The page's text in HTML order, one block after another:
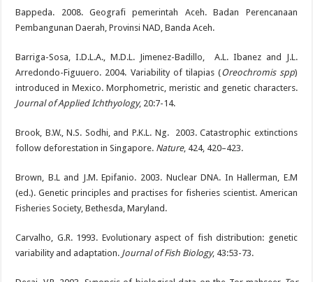
Bappeda. 2008. Geografi pemerintah Aceh. Badan Perencanaan
Pembangunan Daerah, Provinsi NAD, Banda Aceh.
Barriga-Sosa, I.D.L.A., M.D.L. Jimenez-Badillo, A.L. Ibanez and J.L.
Arredondo-Figuuero. 2004. Variability of tilapias (Oreochromis spp)
introduced in Mexico. Morphometric, meristic and genetic characters.
Journal of Applied Ichthyology, 20:7-14.
Brook, B.W., N.S. Sodhi, and P.K.L. Ng. 2003. Catastrophic extinctions
follow deforestation in Singapore. Nature, 424, 420–423.
Brown, B.L and J.M. Epifanio. 2003. Nuclear DNA. In Hallerman, E.M
(ed.). Genetic principles and practises for fisheries scientist. American
Fisheries Society, Bethesda, Maryland.
Carvalho, G.R. 1993. Evolutionary aspect of fish distribution: genetic
variability and adaptation. Journal of Fish Biology, 43:53-73.